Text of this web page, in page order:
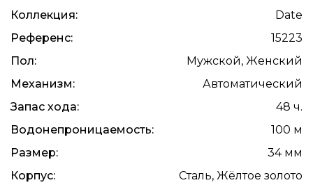
Коллекция:
Date
Референс:
15223
Пол:
Мужской, Женский
Механизм:
Автоматический
Запас хода:
48 ч.
Водонепроницаемость:
100 м
Размер:
34 мм
Корпус:
Сталь, Жёлтое золото